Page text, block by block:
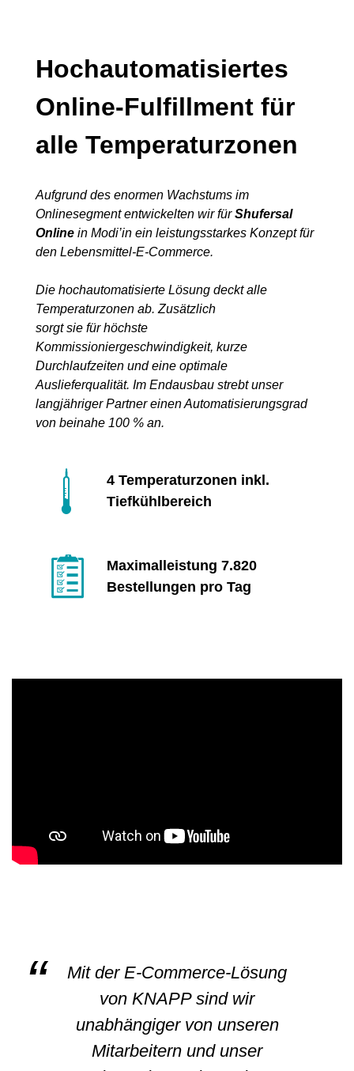
Hochautomatisiertes
Online-Fulfillment für
alle Temperaturzonen
Aufgrund des enormen Wachstums im
Onlinesegment entwickelten wir fürShufersal
Online in Modi’in ein leistungsstarkes Konzept für
den Lebensmittel-E-Commerce.
Die hochautomatisierte Lösung deckt alle
Temperaturzonen ab. Zusätzlich
sorgt sie für höchste
Kommissioniergeschwindigkeit, kurze
Durchlaufzeiten und eine optimale
Auslieferqualität. Im Endausbau strebt unser
langjähriger Partner einen Automatisierungsgrad
von beinahe 100 % an.
4 Temperaturzonen inkl.
Tiefkühlbereich
Maximalleistung 7.820
Bestellungen pro Tag
Mit der E-Commerce-Lösung
von KNAPP sind wir
unabhängiger von unseren
Mitarbeitern und unser